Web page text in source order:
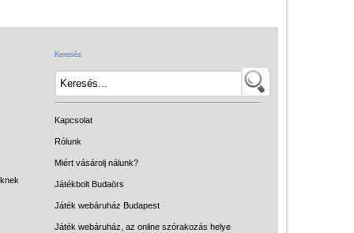
Keresés
Kapcsolat
Rólunk
Miért vásárolj nálunk?
Játékbolt Budaörs
Játék webáruház Budapest
Játék webáruház, az online szórakozás helye
Intelligens gyurma
Licenszes TOP